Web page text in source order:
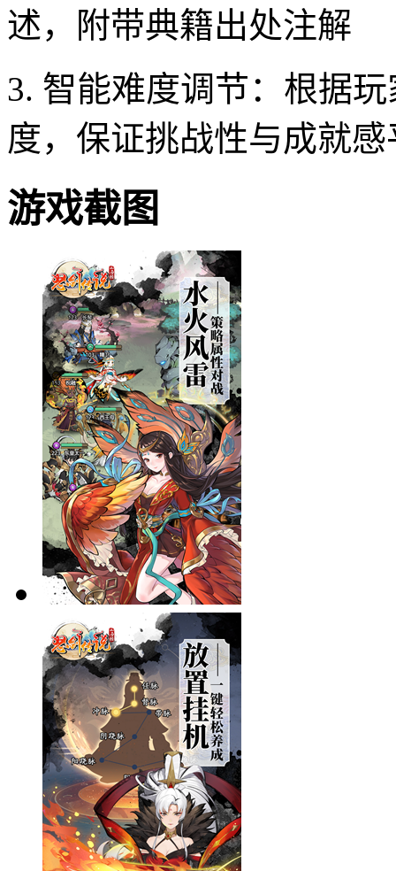
述，附带典籍出处注解
3. 智能难度调节：根据
度，保证挑战性与成就感
游戏截图